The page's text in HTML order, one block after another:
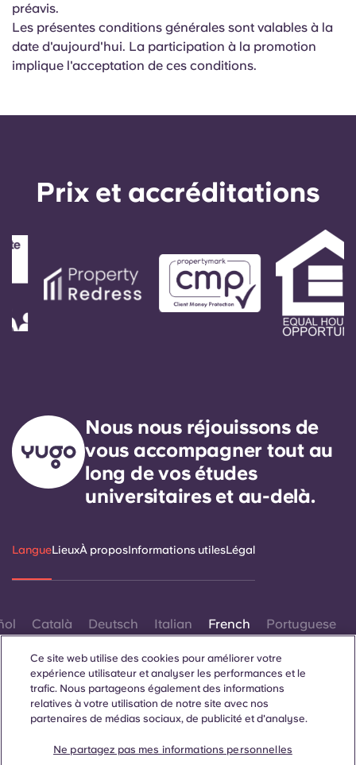
préavis.
Les présentes conditions générales sont valables à la
date d'aujourd'hui. La participation à la promotion
implique l'acceptation de ces conditions.
Prix ​​et accréditations
Nous nous réjouissons de
vous accompagner tout au
long de vos études
universitaires et au-delà.
LangueLieuxÀ proposInformations utilesLégal
Català Deutsch Italian French Portuguese
Ce site web utilise des cookies pour améliorer votre
expérience utilisateur et analyser les performances et le
trafic. Nous partageons également des informations
relatives à votre utilisation de notre site avec nos
partenaires de médias sociaux, de publicité et d'analyse.
Ne partagez pas mes informations personnelles